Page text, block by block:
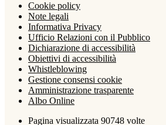
Cookie policy
Note legali
Informativa Privacy
Ufficio Relazioni con il Pubblico
Dichiarazione di accessibilità
Obiettivi di accessibilità
Whistleblowing
Gestione consensi cookie
Amministrazione trasparente
Albo Online
Pagina visualizzata 90748 volte